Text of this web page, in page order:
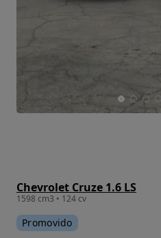
Chevrolet Cruze 1.6 LS
1598 cm3 • 124 cv
Promovido